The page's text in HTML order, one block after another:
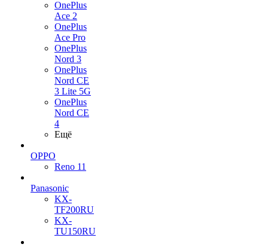
OnePlus
Ace 2
OnePlus
Ace Pro
OnePlus
Nord 3
OnePlus
Nord CE
3 Lite 5G
OnePlus
Nord CE
4
Ещё
OPPO
Reno 11
Panasonic
KX-
TF200RU
KX-
TU150RU